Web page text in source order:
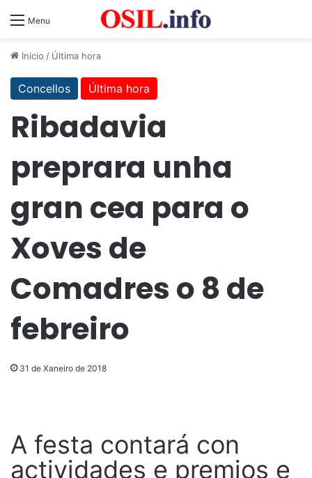
Menu
Inicio / Última hora
Concellos Última hora
Ribadavia
preprara unha
gran cea para o
Xoves de
Comadres o 8 de
febreiro
31 de Xaneiro de 2018
A festa contará con
actividades e premios e